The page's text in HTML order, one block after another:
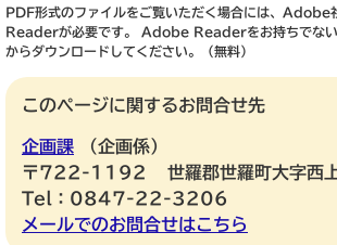
PDF形式のファイルをご覧いただく場合には、
Readerが必要です。
Adobe Readerをお持ちでない
からダウンロードしてください。（無料）
このページに関するお問合せ先
企画課
企画係
〒722-1192
世羅郡世羅町大字西
Tel：0847-22-3206
メールでのお問合せはこちら